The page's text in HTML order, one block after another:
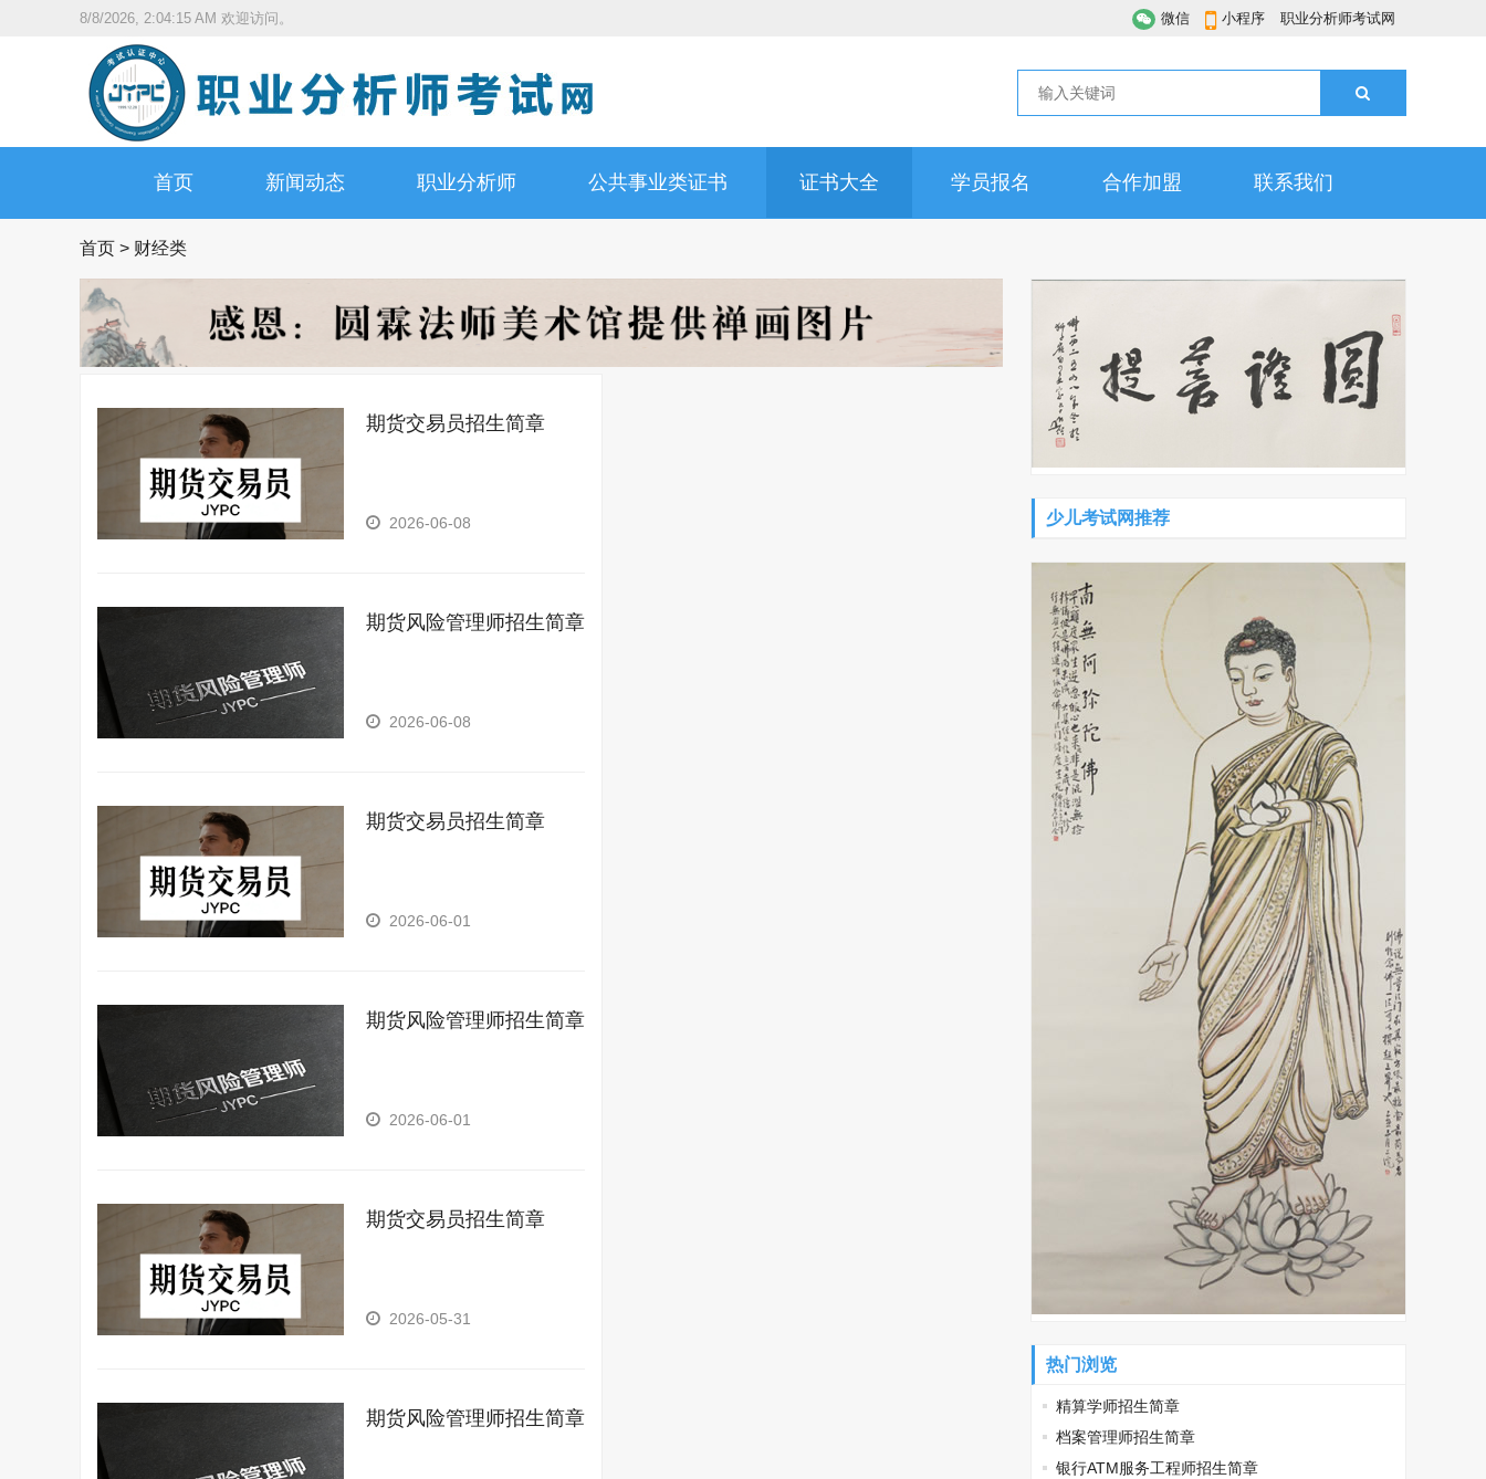
8/8/2026, 2:04:16 AM 欢迎访问。 微信 小程序 职业分析师考试网
首页 新闻动态 职业分析师 公共事业类证书 证书大全 学员报名 合作加盟 联系我们
首页 > 财经类
期货交易员招生简章
2026-06-08
期货风险管理师招生简章
2026-06-08
期货交易员招生简章
2026-06-01
期货风险管理师招生简章
2026-06-01
期货交易员招生简章
2026-05-31
期货风险管理师招生简章
少儿考试网推荐
热门浏览
精算学师招生简章
档案管理师招生简章
银行ATM服务工程师招生简章